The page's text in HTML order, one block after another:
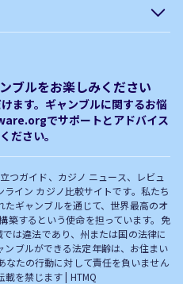
Plinko｜プリンコとは？
オンラインカジノボーナス
ブルをお楽しみください
ます。ギャンブルに関するお悩
でサポートとアドバイス
ださい。
つガイド、カジノ ニュース、レビュ
イン カジノ比較サイトです。私たち
ギャンブルを通じて、世界最高のオ
築するという使命を担っています。免
は違法であり、州または国の法律に
ブルができる法定年齢は、お住まい
なたの行動に対して責任を負いません
を禁じます | HTMQ